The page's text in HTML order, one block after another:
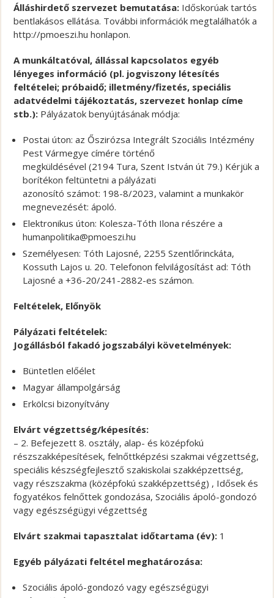
Álláshirdető szervezet bemutatása: Időskorúak tartós
bentlakásos ellátása. További információk megtalálhatók a
http://pmoeszi.hu honlapon.
A munkáltatóval, állással kapcsolatos egyéb
lényeges információ (pl. jogviszony létesítés
feltételei; próbaidő; illetmény/fizetés, speciális
adatvédelmi tájékoztatás, szervezet honlap címe
stb.): Pályázatok benyújtásának módja:
Postai úton: az Őszirózsa Integrált Szociális Intézmény
Pest Vármegye címére történő
megküldésével (2194 Tura, Szent István út 79.) Kérjük a
borítékon feltüntetni a pályázati
azonosító számot: 198-8/2023, valamint a munkakör
megnevezését: ápoló.
Elektronikus úton: Kolesza-Tóth Ilona részére a
humanpolitika@pmoeszi.hu
Személyesen: Tóth Lajosné, 2255 Szentlőrinckáta,
Kossuth Lajos u. 20. Telefonon felvilágosítást ad: Tóth
Lajosné a +36-20/241-2882-es számon.
Feltételek, Előnyök
Pályázati feltételek:
Jogállásból fakadó jogszabályi követelmények:
Büntetlen előélet
Magyar állampolgárság
Erkölcsi bizonyítvány
Elvárt végzettség/képesítés:
– 2. Befejezett 8. osztály, alap- és középfokú
részszakképesítések, felnőttképzési szakmai végzettség,
speciális készségfejlesztő szakiskolai szakképzettség,
vagy részszakma (középfokú szakképzettség) , Idősek és
fogyatékos felnőttek gondozása, Szociális ápoló-gondozó
vagy egészségügyi végzettség
Elvárt szakmai tapasztalat időtartama (év): 1
Egyéb pályázati feltétel meghatározása:
Szociális ápoló-gondozó vagy egészségügyi